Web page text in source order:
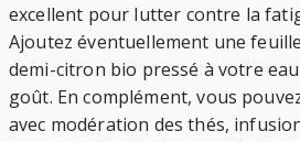
excellent pour lutter contre la
Ajoutez éventuellement une
demi-citron bio pressé à votre
goût. En complément, vous
avec modération des thés,